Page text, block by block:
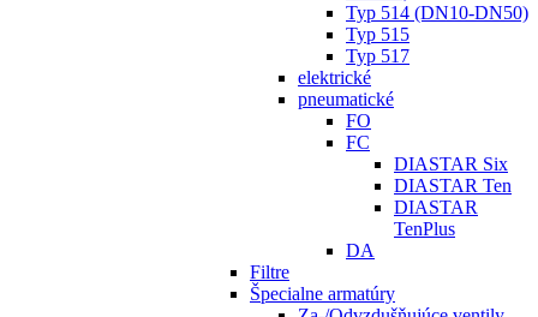
Typ 514 (DN10-DN50)
Typ 515
Typ 517
elektrické
pneumatické
FO
FC
DIASTAR Six
DIASTAR Ten
DIASTAR
TenPlus
DA
Filtre
Špecialne armatúry